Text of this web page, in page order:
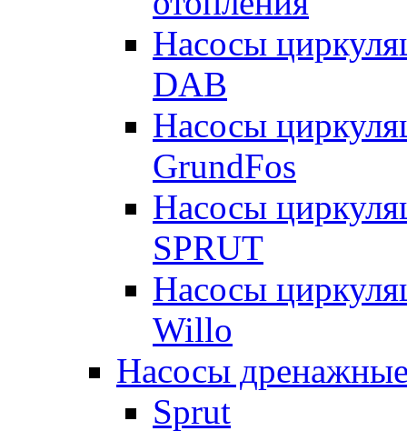
Насосы
DAB
Насосы
GrundFos
Насосы
SPRUT
Насосы
Willo
Насосы
Sprut